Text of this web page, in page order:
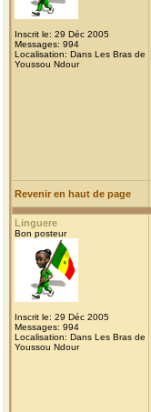
Inscrit le: 29 Déc 2005
Messages: 994
Localisation: Dans Les Bras de
Youssou Ndour
Revenir en haut de page
Linguere
Bon posteur
Inscrit le: 29 Déc 2005
Messages: 994
Localisation: Dans Les Bras de
Youssou Ndour